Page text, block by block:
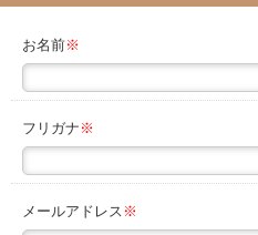
お名前※
フリガナ ※
メールアドレス ※